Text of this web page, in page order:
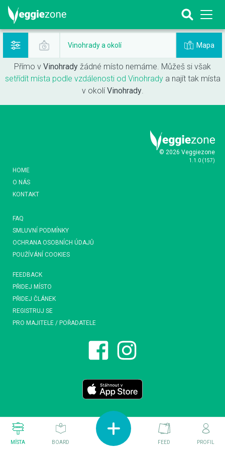
Vinohrady a okolí Mapa
Přímo v Vinohrady žádné místo nemáme. Můžeš si však
setřídít místa podle vzdálenosti od Vinohradya najít tak místa
v okolíVinohrady.
© 2026 Veggiezone
1.1.0 (157)
HOME
O NÁS
KONTAKT
FAQ
SMLUVNÍ PODMÍNKY
OCHRANA OSOBNÍCH ÚDAJŮ
POUŽÍVÁNÍ COOKIES
FEEDBACK
PŘIDEJ MÍSTO
PŘIDEJ ČLÁNEK
REGISTRUJ SE
PRO MAJITELE / POŘADATELE
MÍSTA BOARD FEED PROFIL